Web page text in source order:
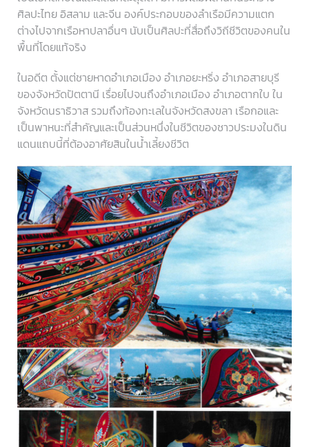
ศิลปะไทย อิสลาม และจีน องค์ประกอบของลำเรือมีความแตก
ต่างไปจากเรือหาปลาอื่นๆ นับเป็นศิลปะที่สื่อถึงวิถีชีวิตของคนใน
พื้นที่โดยแท้จริง
ในอดีต ตั้งแต่ชายหาดอำเภอเมือง อำเภอยะหริ่ง อำเภอสายบุรี
ของจังหวัดปัตตานี เรื่อยไปจนถึงอำเภอเมือง อำเภอตากใบ ใน
จังหวัดนราธิวาส รวมถึงท้องทะเลในจังหวัดสงขลา เรือกอและ
เป็นพาหนะที่สำคัญและเป็นส่วนหนึ่งในชีวิตของชาวประมงในดิน
แดนแถบนี้ที่ต้องอาศัยสินในน้ำเลี้ยงชีวิต